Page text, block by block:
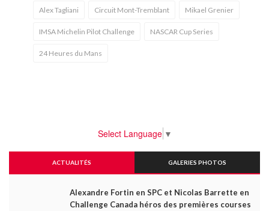
Alex Tagliani Circuit Mont-Tremblant Mikael Grenier
IMSA Michelin Pilot Challenge NASCAR Cup Series
24 Heures du Mans
Select Language ▼
ACTUALITÉS GALERIES PHOTOS
Alexandre Fortin en SPC et Nicolas Barrette en
Challenge Canada héros des premières courses